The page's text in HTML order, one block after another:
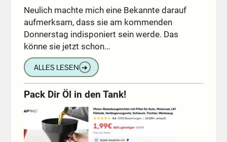
Neulich machte mich eine Bekannte darauf
aufmerksam, dass sie am kommenden
Donnerstag indisponiert sein werde. Das
könne sie jetzt schon…
ALLES LESEN ➔
Pack Dir Öl in den Tank!